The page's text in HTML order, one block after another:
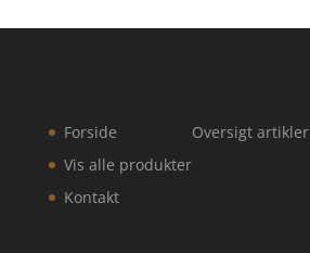
Forside
Vis alle produkter
Kontakt
Oversigt artikler